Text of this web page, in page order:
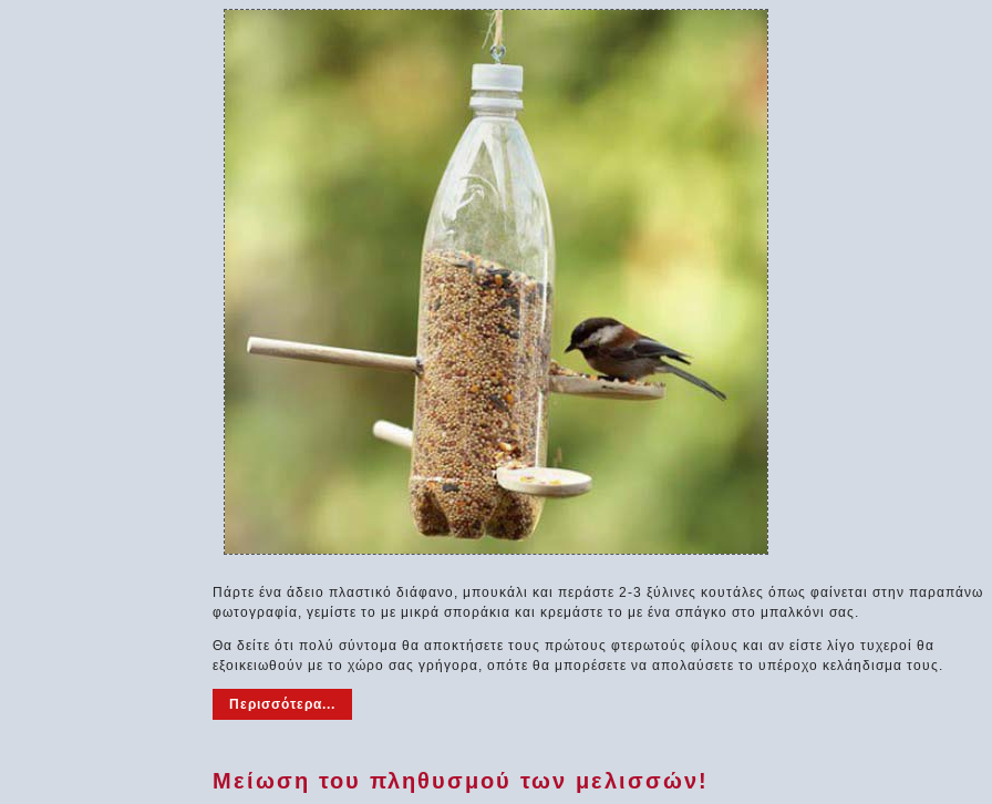
Πάρτε ένα άδειο πλαστικό διάφανο, μπουκάλι και περάστε 2-3 ξύλινες κουτάλες όπως φαίνεται στην παραπάνω
φωτογραφία, γεμίστε το με μικρά σποράκια και κρεμάστε το με ένα σπάγκο στο μπαλκόνι σας.
Θα δείτε ότι πολύ σύντομα θα αποκτήσετε τους πρώτους φτερωτούς φίλους και αν είστε λίγο τυχεροί θα
εξοικειωθούν με το χώρο σας γρήγορα, οπότε θα μπορέσετε να απολαύσετε το υπέροχο κελάηδισμα τους.
Περισσότερα...
Μείωση του πληθυσμού των μελισσών!